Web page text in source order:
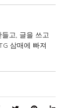
고, 글을 쓰고
삼매에 빠져